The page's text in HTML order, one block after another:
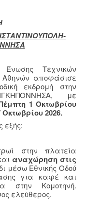
Ένωσης Τεχνικών
Αθηνών αποφάσισε
εκδρομή στην
με
1 Οκτωβρίου
Οκτωβρίου 2026.
εξής:
στην πλατεία
αναχώρηση στις
μέσω Εθνικής Οδού
για καφέ και
στην Κομοτηνή.
ελεύθερος.